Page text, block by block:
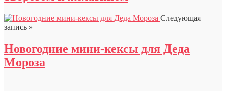
Следующая
запись »
Новогодние мини-кексы для Деда
Мороза